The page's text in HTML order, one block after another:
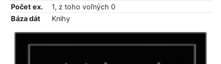
Počet ex.
1, z toho voľných 0
Báza dát
Knihy